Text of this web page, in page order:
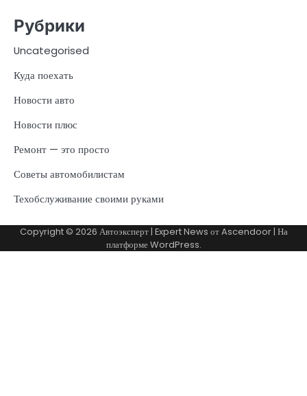
Рубрики
Uncategorised
Куда поехать
Новости авто
Новости плюс
Ремонт — это просто
Советы автомобилистам
Техобслуживание своими руками
Copyright © 2026 Автоэксперт| Expert News отAscendoor| На
платформеWordPress.